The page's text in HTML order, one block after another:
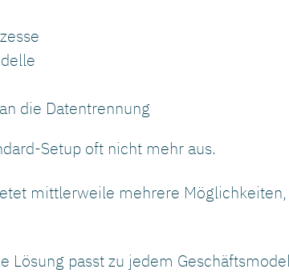
die Datentrennung
Setup oft nicht mehr aus.
mittlerweile mehrere
Lösung passt zu jedem